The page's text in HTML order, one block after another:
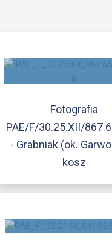
Fotografia
PAE/F/30.25.XII/
- Grabniak (ok.
kosz